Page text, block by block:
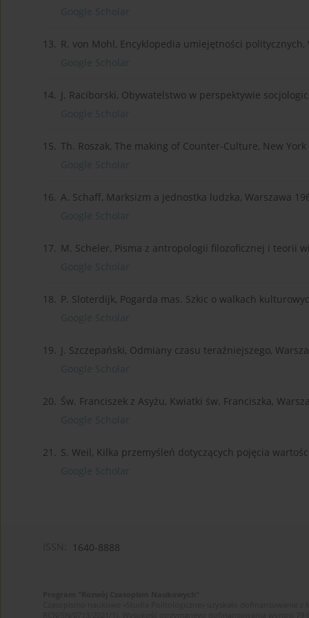
Google Scholar
13. R. von Mohl, Encyklopedia umiejętności politycznych,
Google Scholar
14. J. Raciborski, Obywatelstwo w perspektywie
Google Scholar
15. Th. Roszak, The making of Counter-Culture, New York
Google Scholar
16. A. Schaff, Marksizm a jednostka ludzka, Warszawa
Google Scholar
17. M. Scheler, Pisma z antropologii filozoficznej i teorii
Google Scholar
18. P. Sloterdijk, Pogarda mas. Szkic o walkach
Google Scholar
19. J. Szczepański, Odmiany czasu teraźniejszego,
Google Scholar
20. Św. Franciszek z Asyżu, Kwiatki św. Franciszka,
Google Scholar
21. S. Weil, Kilka przemyśleń dotyczących pojęcia
Google Scholar
1640-8888